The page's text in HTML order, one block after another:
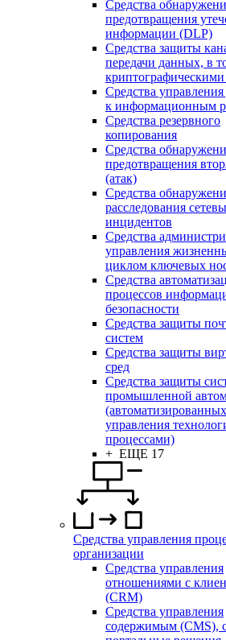
Средства
предотвращения
информации (DLP)
Средства защиты
передачи данных, в
Средства
к информационным
Средства резервного
копирования
Средства
предотвращения
(атак)
Средства
расследования
инцидентов
Средства
управления
циклом ключевых
Средства
процессов
безопасности
Средства защиты
систем
Средства защиты
сред
Средства защиты
промышленной
управления
процессами)
+ ЕЩЕ 17
Средства управления
организации
Средства управления
отношениями с
(CRM)
Средства управления
содержимым (CMS),